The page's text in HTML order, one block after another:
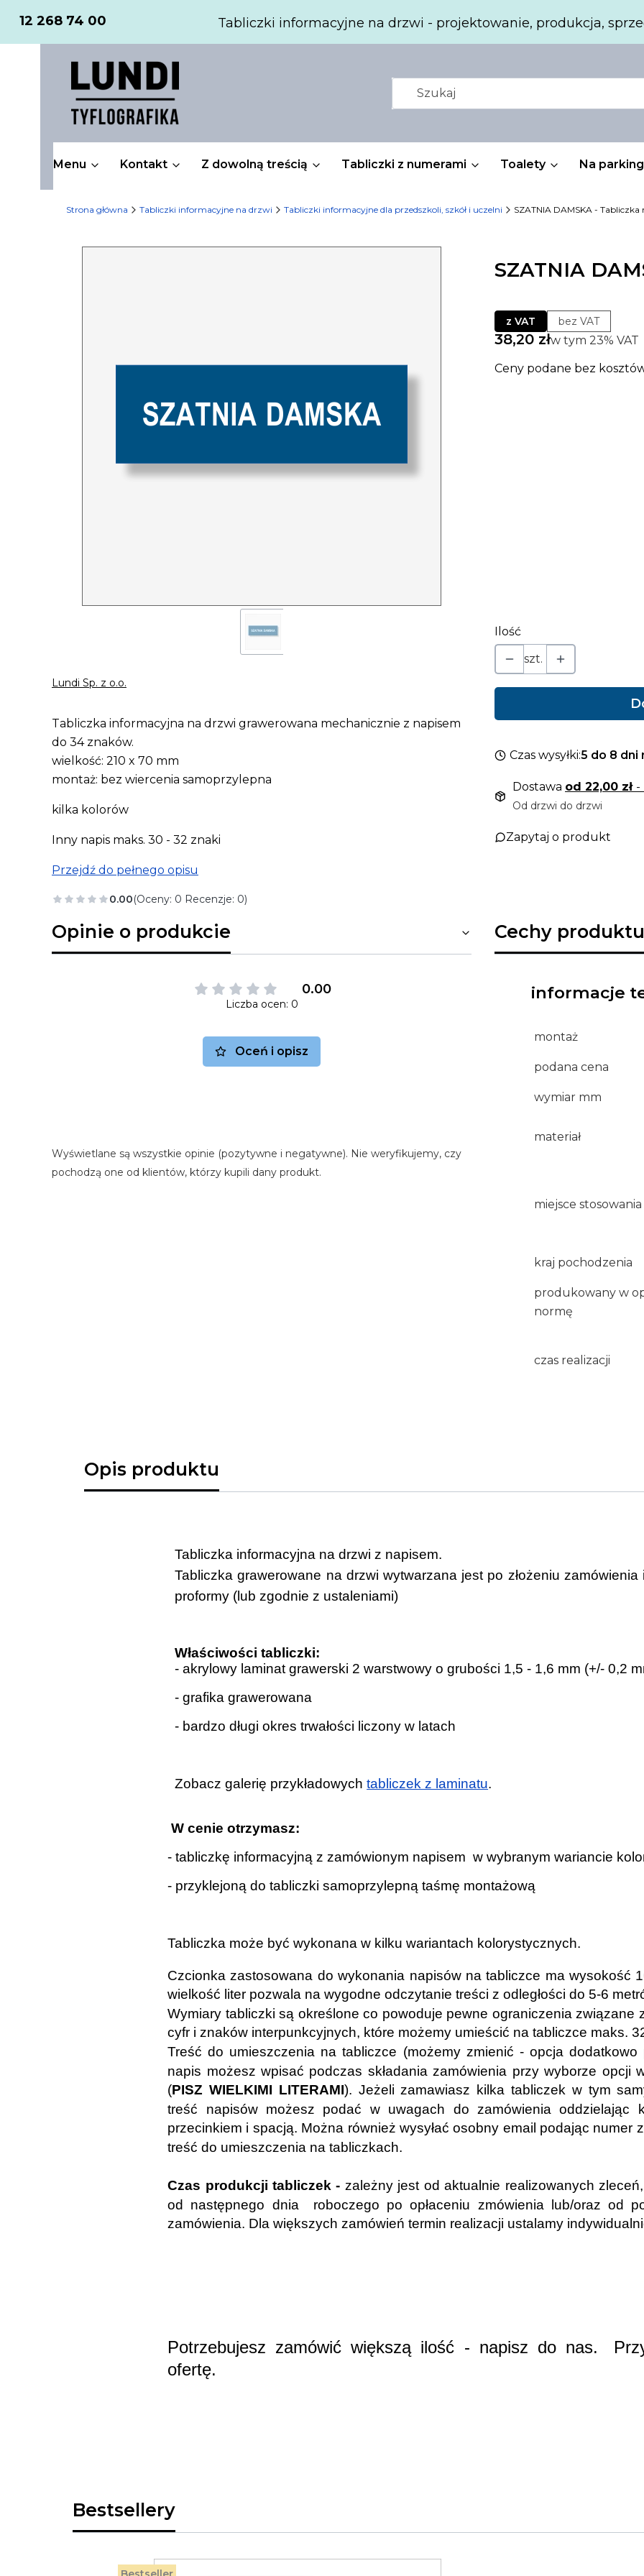
12 268 74 00 Tabliczki informacyjne na drzwi - projektowanie, produkcja,
Menu Kontakt Z dowolną treścią Tabliczki z numerami Toalety Na parking
Strona główna Tabliczki informacyjne na drzwi Tabliczki informacyjne dla przedszkoli, szkół i uczelni SZATNIA DAMSKA - Tabliczka
Lundi Sp. z o.o.
Tabliczka informacyjna na drzwi grawerowana mechanicznie z napisem
do 34 znaków.
wielkość: 210 x 70 mm
montaż: bez wiercenia samoprzylepna
kilka kolorów
Inny napis maks. 30 - 32 znaki
Przejdź do pełnego opisu
0.00(Oceny: 0 Recenzje: 0)
SZATNIA
z VAT bez VAT
Cena
38,20 złw tym 23% VAT
w tym 23% VAT
Ceny podane bez
Ilość
szt.
Czas wysyłki:5 do 8 dni
Dostawa od 22,00 zł -
Od drzwi do drzwi
Zapytaj o produkt
Opinie o produkcie
0.00
Liczba ocen: 0
Oceń i opisz
Wyświetlane są wszystkie opinie (pozytywne i negatywne). Nie weryfikujemy, czy
pochodzą one od klientów, którzy kupili dany produkt.
Cechy
informacje
montaż
podana cena
wymiar mm
materiał
miejsce stosowania
kraj pochodzenia
produkowany w
normę
czas realizacji
Opis produktu
Tabliczka informacyjna na drzwi z napisem.
Tabliczka grawerowane na drzwi wytwarzana jest po złożeniu zamówienia
proformy (lub zgodnie z ustaleniami)
Właściwości tabliczki:
- akrylowy laminat grawerski 2 warstwowy o grubości 1,5 - 1,6 mm (+/- 0,2
- grafika grawerowana
- bardzo długi okres trwałości liczony w latach
Zobacz galerię przykładowychtabliczek z laminatu.
W cenie otrzymasz:
- tabliczkę informacyjną z zamówionym napisem w wybranym wariancie
- przyklejoną do tabliczki samoprzylepną taśmę montażową
Tabliczka może być wykonana w kilku wariantach kolorystycznych.
Czcionka zastosowana do wykonania napisów na tabliczce ma wysokość
wielkość liter pozwala na wygodne odczytanie treści z odległości do 5-6
Wymiary tabliczki są określone co powoduje pewne ograniczenia związane
cyfr i znaków interpunkcyjnych, które możemy umieścić na tabliczce maks.
Treść do umieszczenia na tabliczce (możemy zmienić - opcja dodatkowo
napis możesz wpisać podczas składania zamówienia przy wyborze opcji
(PISZ WIELKIMI LITERAMI). Jeżeli zamawiasz kilka tabliczek w tym
treść napisów możesz podać w uwagach do zamówienia oddzielając
przecinkiem i spacją. Można również wysyłać osobny email podając numer
treść do umieszczenia na tabliczkach.
Czas produkcji tabliczek - zależny jest od aktualnie realizowanych
od następnego dnia roboczego po opłaceniu zmówienia lub/oraz od
zamówienia. Dla większych zamówień termin realizacji ustalamy
Potrzebujesz zamówić większą ilość - napisz do nas.
ofertę.
Bestsellery